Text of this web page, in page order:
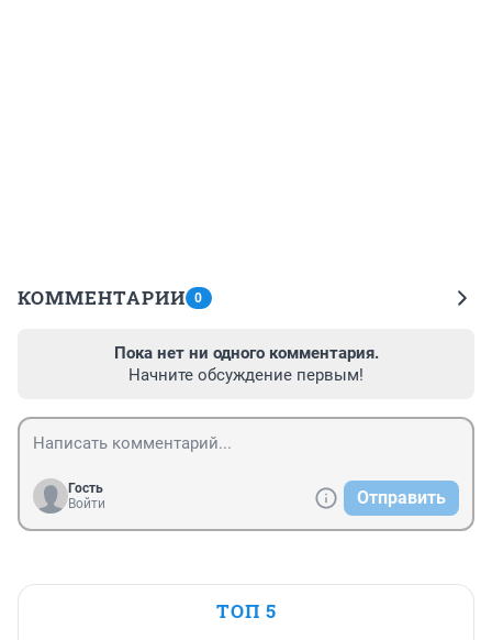
КОММЕНТАРИИ 0
Пока нет ни одного комментария.
Начните обсуждение первым!
Гость
Войти
Отправить
ТОП 5